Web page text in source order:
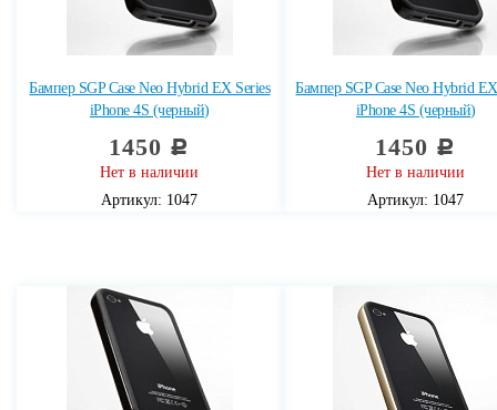
Бампер SGP Case Neo Hybrid EX Series
iPhone 4S (черный)
1450 c
Нет в наличии
Артикул: 1047
Бампер SGP Case Neo Hybrid
iPhone 4S (черный)
1450 c
Нет в наличии
Артикул: 1047